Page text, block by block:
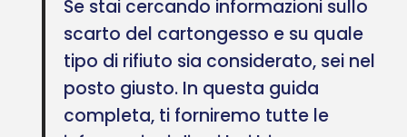
Se stai cercando informazioni sullo
scarto del cartongesso e su quale
tipo di rifiuto sia considerato, sei nel
posto giusto. In questa guida
completa, ti forniremo tutte le